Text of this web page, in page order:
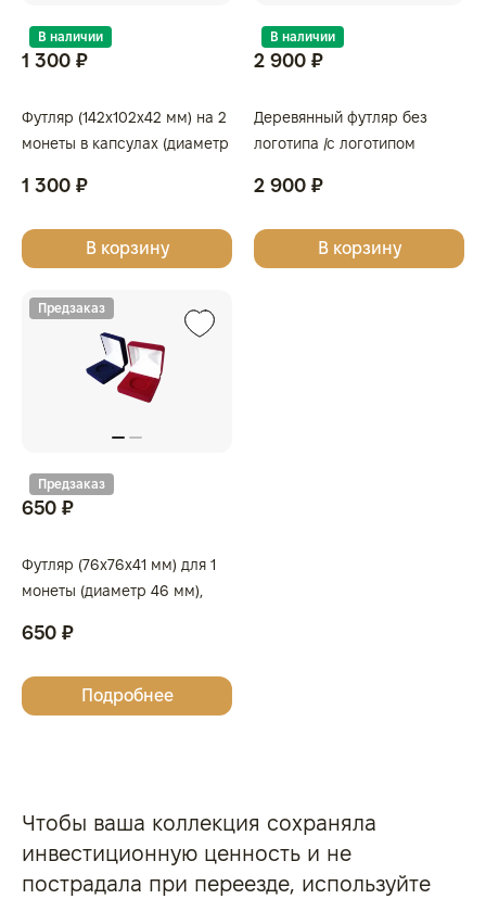
В наличии
1 300 ₽
Футляр (142x102x42 мм) на 2
монеты в капсулах (диаметр
1 300 ₽
В корзину
В наличии
2 900 ₽
Деревянный футляр без
логотипа /с логотипом
Георгий Победоносец для
2 900 ₽
В корзину
Предзаказ
Предзаказ
650 ₽
Футляр (76x76x41 мм) для 1
монеты (диаметр 46 мм),
650 ₽
Подробнее
Чтобы ваша коллекция сохраняла
инвестиционную ценность и не
пострадала при переезде, используйте